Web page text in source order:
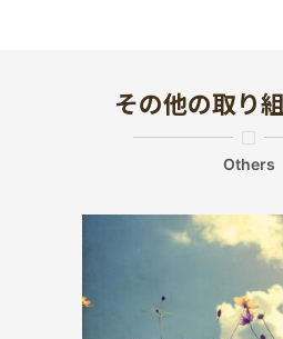
その他の取り
Others